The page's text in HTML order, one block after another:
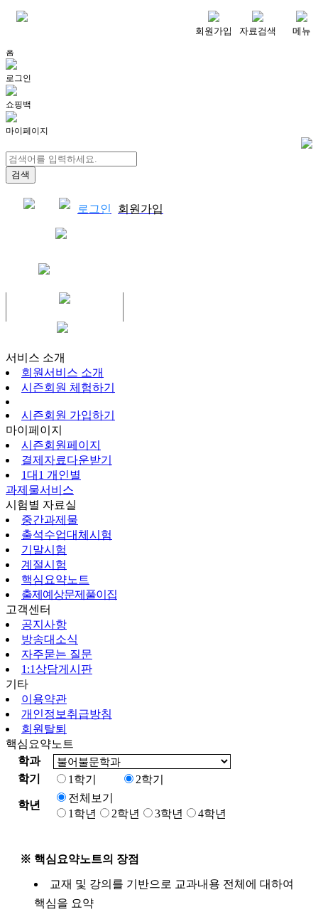
회원가입 자료검색 메뉴
홈
로그인
쇼핑백
마이페이지
로그인 회원가입
서비스 소개
회원서비스 소개
시즌회원 체험하기
시즌회원 가입하기
마이페이지
시즌회원페이지
결제자료다운받기
1대1 개인별
과제물서비스
시험별 자료실
중간과제물
출석수업대체시험
기말시험
계절시험
핵심요약노트
출제예상문제풀이집
고객센터
공지사항
방송대소식
자주묻는 질문
1:1상담게시판
기타
이용약관
개인정보취급방침
회원탈퇴
핵심요약노트
학과
학기
1학기 2학기
학년
전체보기
1학년
2학년 3학년 4학년
※ 핵심요약노트의 장점
교재 및 강의를 기반으로 교과내용 전체에 대하여
핵심을 요약